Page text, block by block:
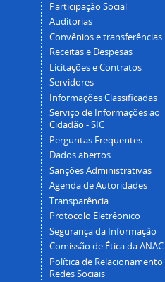
Participação Social
Auditorias
Convênios e transferências
Receitas e Despesas
Licitações e Contratos
Servidores
Informações Classificadas
Serviço de Informações ao
Cidadão - SIC
Perguntas Frequentes
Dados abertos
Sanções Administrativas
Agenda de Autoridades
Transparência
Protocolo Eletrêonico
Segurança da Informação
Comissão de Ética da ANAC
Política de Relacionamento
Redes Sociais